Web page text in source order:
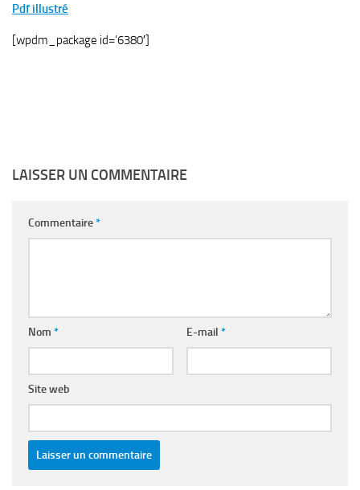
Pdf illustré
[wpdm_package id=’6380′]
LAISSER UN COMMENTAIRE
Commentaire*
Nom * E-mail *
Site web